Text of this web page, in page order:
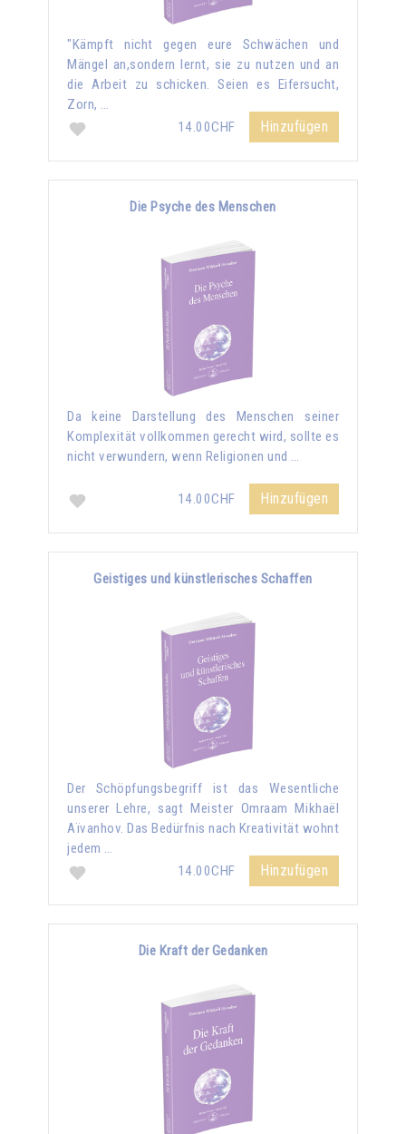
"Kämpft nicht gegen eure Schwächen und
Mängel an,sondern lernt, sie zu nutzen und an
die Arbeit zu schicken. Seien es Eifersucht,
Zorn, …
14.00CHF
Hinzufügen
Die Psyche des Menschen
Da keine Darstellung des Menschen seiner
Komplexität vollkommen gerecht wird, sollte es
nicht verwundern, wenn Religionen und …
14.00CHF Hinzufügen
Geistiges und künstlerisches Schaffen
Der Schöpfungsbegriff ist das Wesentliche
unserer Lehre, sagt Meister Omraam Mikhaël
Aïvanhov. Das Bedürfnis nach Kreativität wohnt
jedem …
14.00CHF
Hinzufügen
Die Kraft der Gedanken